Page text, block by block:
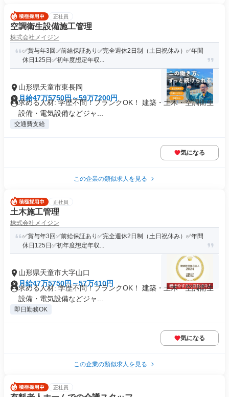
正社員
空調衛生設備施工管理
株式会社メイジン
✅賞与年3回✅前給保証あり✅完全週休2日制（土日祝休み）✅年間
休日125日✅初年度想定年収...
山形県天童市東長岡
月給47万5750円～59万7200円
求める人材: 学歴不問！ブランクOK！ 建築・土木・空調衛生
設備・電気設備などジャ...
交通費支給
気になる
この企業の類似求人を見る
正社員
土木施工管理
株式会社メイジン
✅賞与年3回✅前給保証あり✅完全週休2日制（土日祝休み）✅年間
休日125日✅初年度想定年収...
山形県天童市大字山口
月給47万5750円～57万410円
求める人材: 学歴不問！ブランクOK！ 建築・土木・空調衛生
設備・電気設備などジャ...
即日勤務OK
気になる
この企業の類似求人を見る
正社員